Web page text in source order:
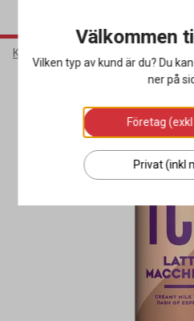
Kök & Servering
Välkommen
Vilken typ av kund är du? Du
ner på
Företag
Privat (inkl